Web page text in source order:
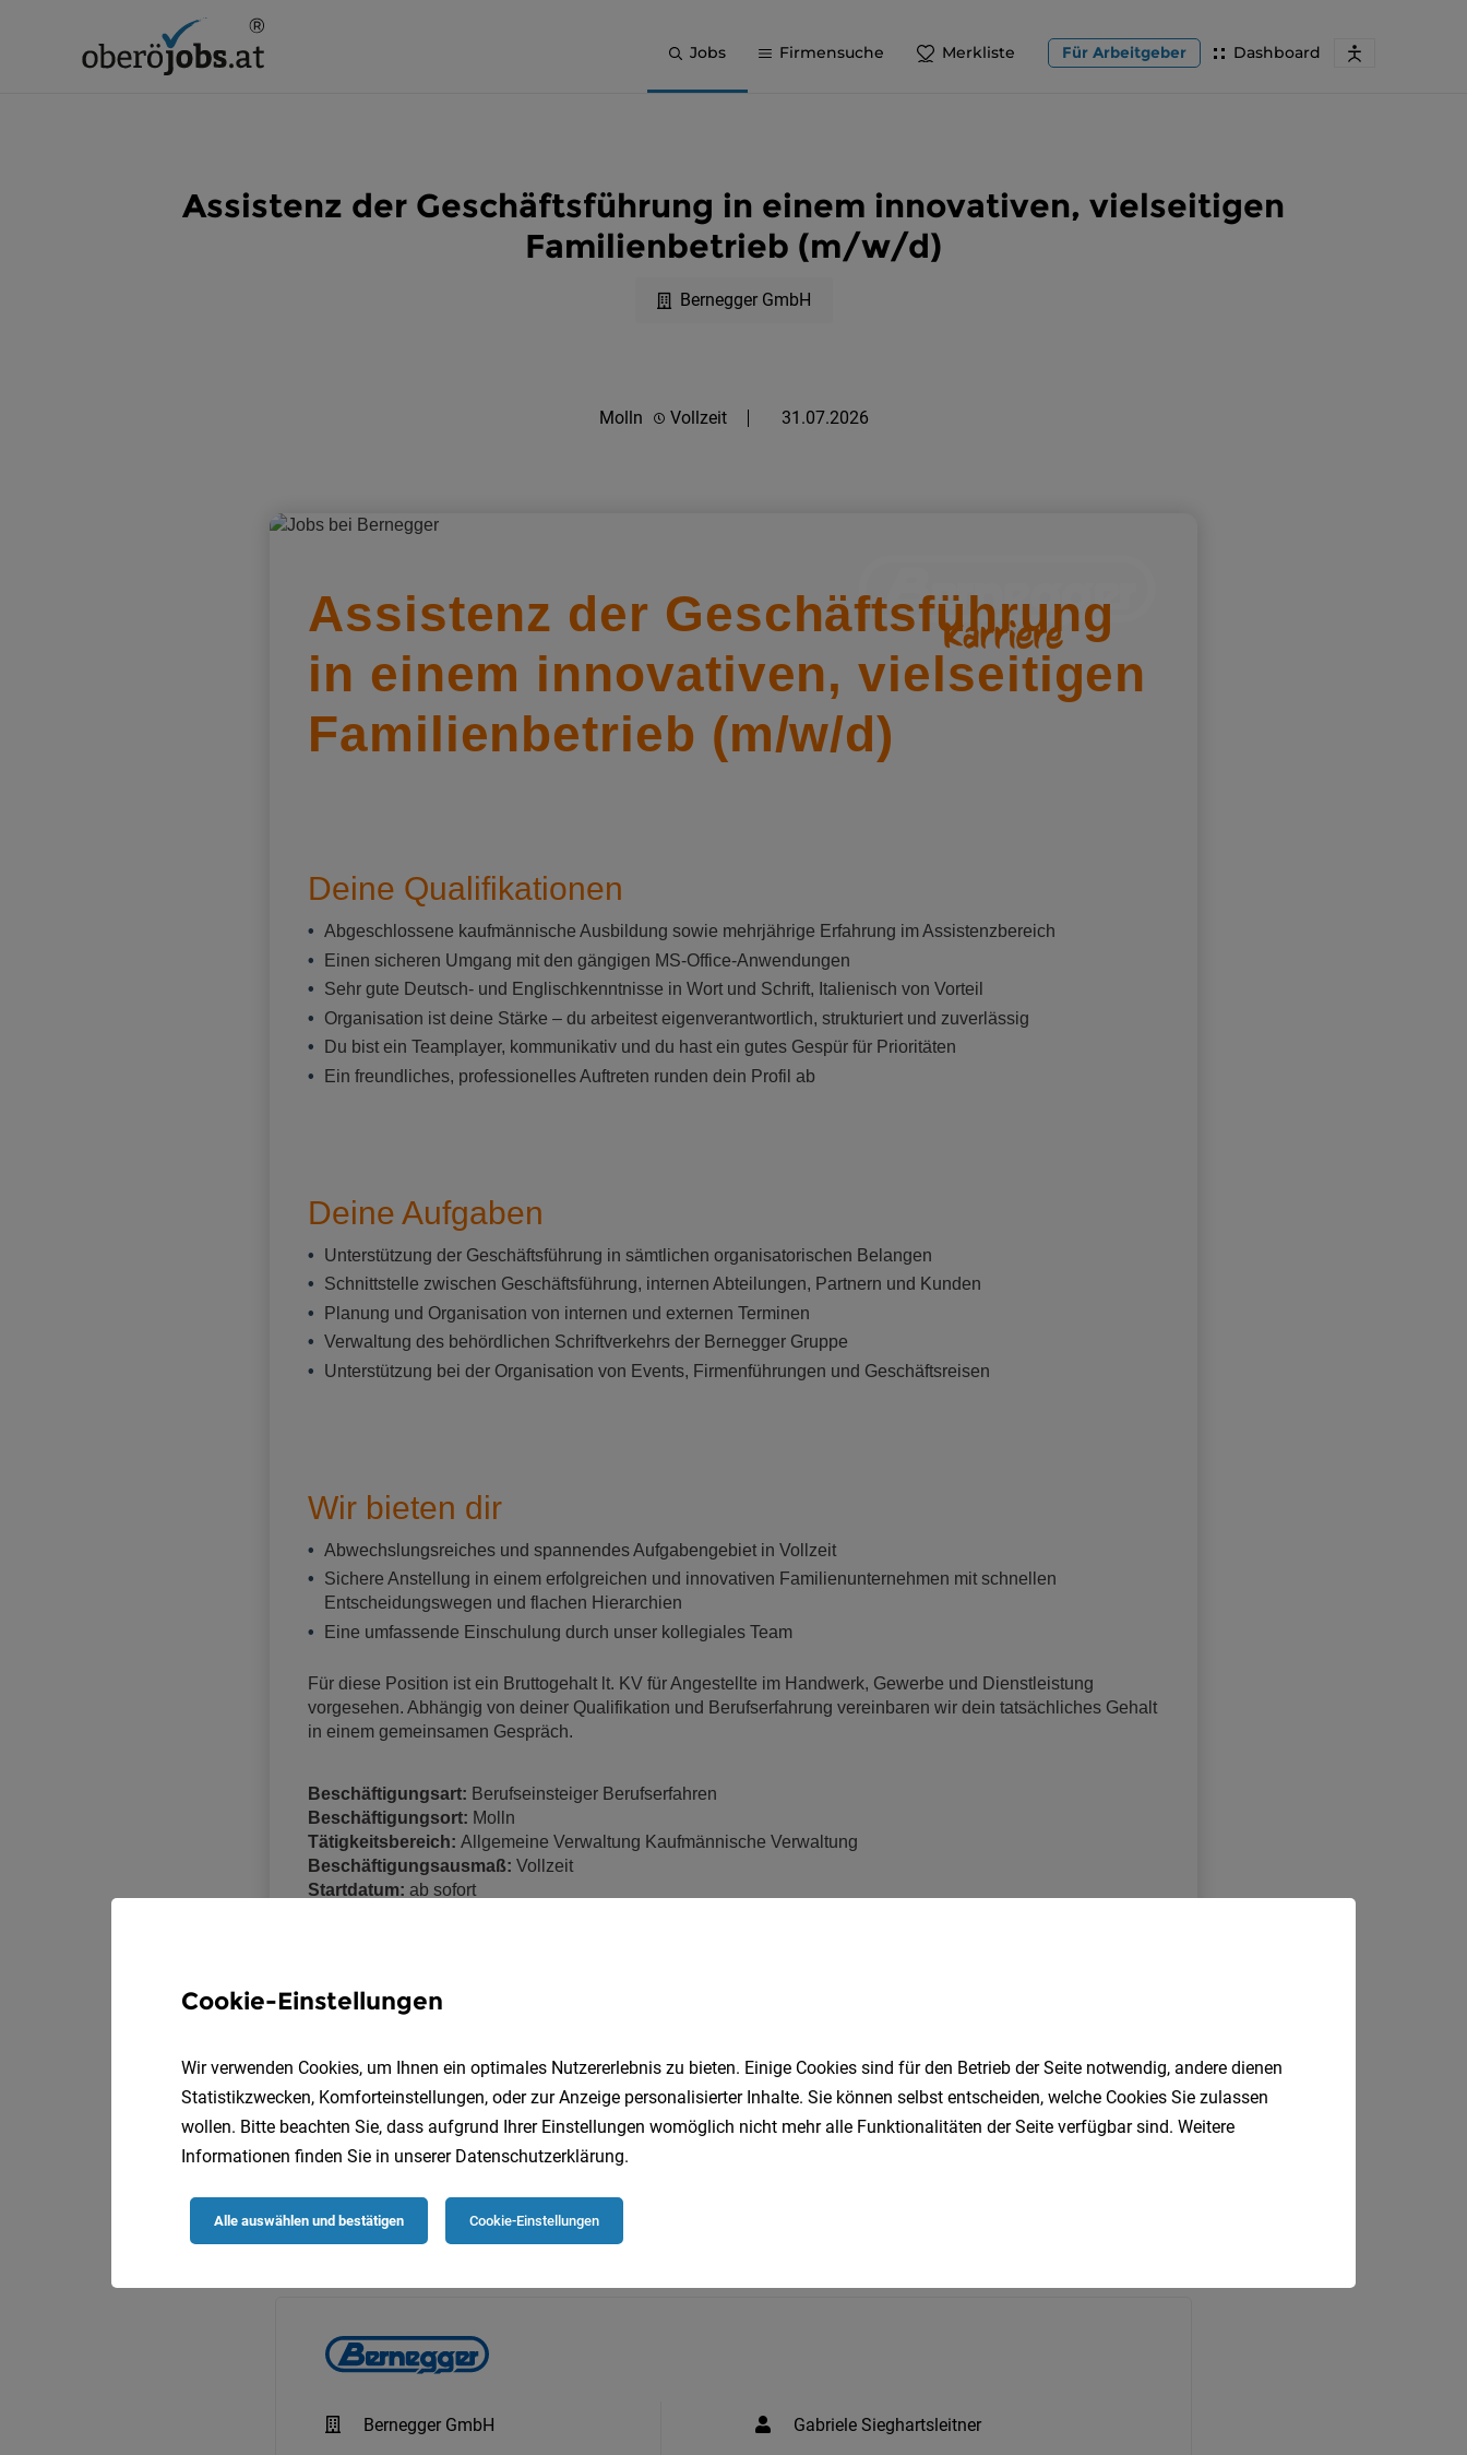
Jobs Firmensuche Merkliste Dashboard
Für Arbeitgeber
Assistenz der Geschäftsführung in einem innovativen, vielseitigen
Familienbetrieb (m/w/d)
Bernegger GmbH
Molln Vollzeit 31.07.2026
Bernegger GmbH Gabriele Sieghartsleitner
Cookie-Einstellungen
Wir verwenden Cookies, um Ihnen ein optimales Nutzererlebnis zu bieten. Einige Cookies sind für den Betrieb der Seite notwendig, andere dienen
Statistikzwecken, Komforteinstellungen, oder zur Anzeige personalisierter Inhalte. Sie können selbst entscheiden, welche Cookies Sie zulassen
wollen. Bitte beachten Sie, dass aufgrund Ihrer Einstellungen womöglich nicht mehr alle Funktionalitäten der Seite verfügbar sind. Weitere
Informationen finden Sie in unserer Datenschutzerklärung.
Alle auswählen und bestätigen Cookie-Einstellungen